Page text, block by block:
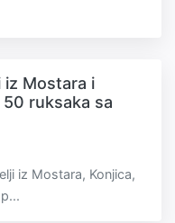
iz Mostara i
ruksaka sa
iz Mostara, Konjica,